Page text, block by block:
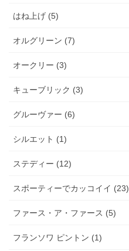
はね上げ (5)
オルグリーン (7)
オークリー (3)
キューブリック (3)
グルーヴァー (6)
シルエット (1)
ステディー (12)
スポーティーでカッコイイ (23)
ファース・ア・ファース (5)
フランソワ ピントン (1)